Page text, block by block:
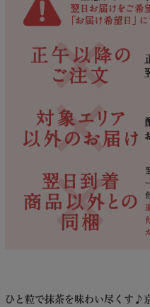
ひと粒で抹茶を味わい尽くす♪